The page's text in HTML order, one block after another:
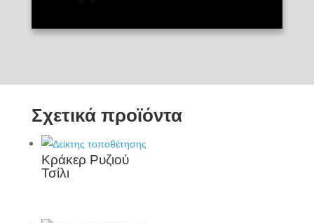
Σχετικά προϊόντα
Κράκερ Ρυζιού
Τσίλι